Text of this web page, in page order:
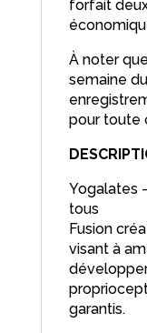
forfait
À noter
semaine
pour toute
Yogalates
tous
Fusion
visant à
garantis.